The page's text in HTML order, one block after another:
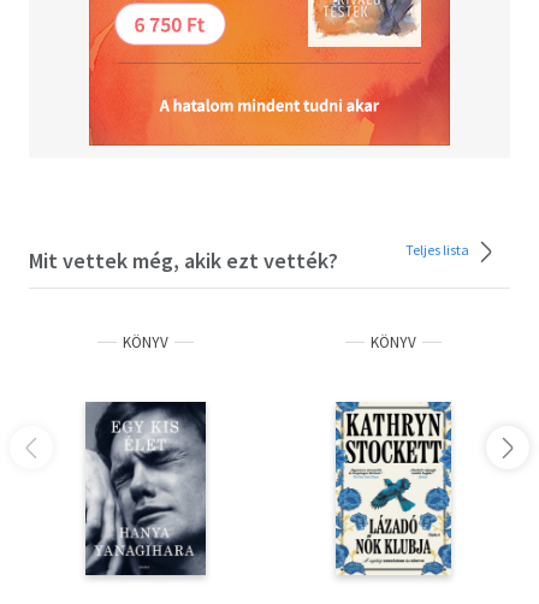
Mit vettek még, akik ezt vették? Teljes lista
KÖNYV KÖNYV